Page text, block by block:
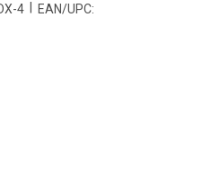
4 EAN/UPC: